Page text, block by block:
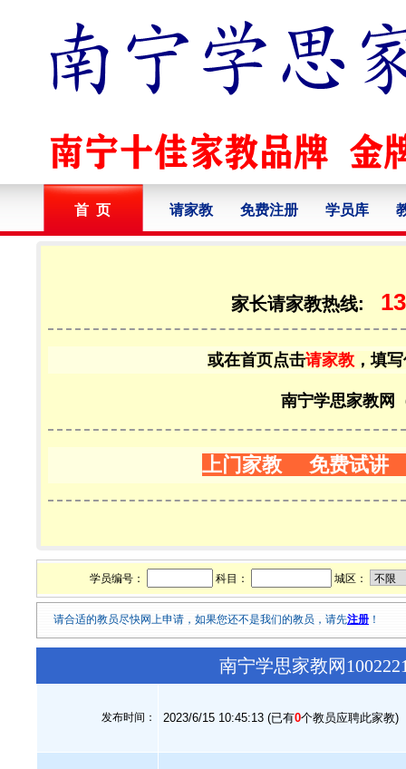
首 页 请家教 免费注册 学员库
家长请家教热线:
或在首页点击请家教 ，填
南宁学思家教网
上门家教 免费试讲
学员编号： 科目： 城区：
请合适的教员尽快网上申请，如果您还不是我们的教员，请先注册 ！
南宁学思家教网
发布时间： 2023/6/15 10:45:13 (已有0个教员应聘此家教)